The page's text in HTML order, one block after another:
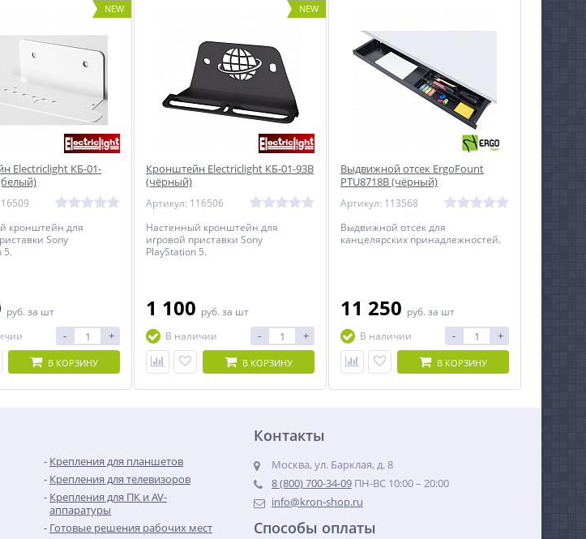
NEW
Electriclight КБ-01-
кронштейн для
Sony
5.
руб. за шт
- +
В КОРЗИНУ
NEW
Кронштейн Electriclight КБ-01-93B
(чёрный)
Артикул: 116506
Настенный кронштейн для
игровой приставки Sony
PlayStation 5.
1 100 руб. за шт
В наличии
- +
В КОРЗИНУ
Выдвижной отсек ErgoFount
PTU8718B (чёрный)
Артикул: 113568
Выдвижной отсек для
канцелярских принадлежностей.
11 250 руб. за шт
В наличии
- +
В КОРЗИНУ
Крепления для планшетов
Крепления для телевизоров
Крепления для ПК и AV-
аппаратуры
Готовые решения рабочих мест
Контакты
Москва, ул. Барклая, д. 8
8 (800) 700-34-09 ПН-ВС 10:00 – 20:00
info@kron-shop.ru
Способы оплаты